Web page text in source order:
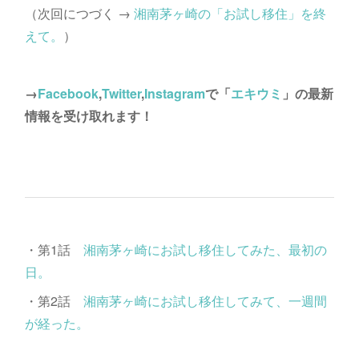
（次回につづく → 湘南茅ヶ崎の「お試し移住」を終
えて。 ）
→Facebook,Twitter,Instagramで「エキウミ 」の最新
情報を受け取れます！
・第1話 湘南茅ヶ崎にお試し移住してみた、最初の
日。
・第2話 湘南茅ヶ崎にお試し移住してみて、一週間
が経った。